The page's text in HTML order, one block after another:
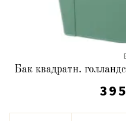
Бак квадратн.